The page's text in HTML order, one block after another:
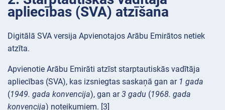
apliecības (SVA) atzīšana
Digitālā SVA versija Apvienotajos Arābu Emirātos netiek
atzīta.
Apvienotie Arābu Emirāti atzīst starptautiskās vadītāja
apliecības (SVA), kas izsniegtas saskaņā gan ar 1 gada
(1949. gada konvencija), gan ar3 gadu (1968. gada
konvencija) noteikumiem. [3]